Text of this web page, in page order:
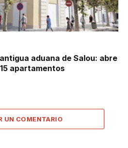
aduana de Salou: abre
apartamentos
UN COMENTARIO